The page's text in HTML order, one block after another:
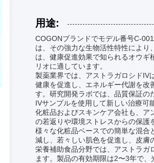
用途:
COGONブランドでモデル番号C-
は、その強力な生物活性特性によ
は、健康促進効果で知られるオウ
リオに適しています。
製薬業界では、アストラガロシドIV
健康を促進し、エネルギー代謝を改
す。研究開発ラボでは、品質保証の
IVサンプルを使用して新しい治療可
化粧品およびスキンケア会社も、ア
の若返りや環境ストレスからの保護
様々な化粧品ベースでの簡単な混合
減し、若々しい肌色を促進し、皮膚
栄養補助食品分野では、アストラガ
ます。製品の有効期限は2〜3年で